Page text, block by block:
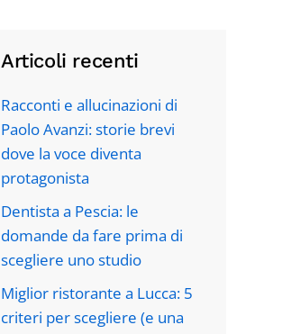
Articoli recenti
Racconti e allucinazioni di
Paolo Avanzi: storie brevi
dove la voce diventa
protagonista
Dentista a Pescia: le
domande da fare prima di
scegliere uno studio
Miglior ristorante a Lucca: 5
criteri per scegliere (e una